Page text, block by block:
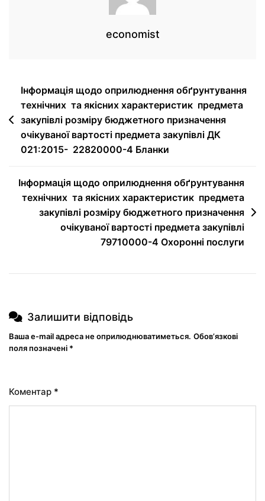
economist
Інформація щодо оприлюднення обґрунтування
технічних та якісних характеристик предмета
закупівлі розміру бюджетного призначення
очікуваної вартості предмета закупівлі ДК
021:2015- 22820000-4 Бланки
Інформація щодо оприлюднення обґрунтування
технічних та якісних характеристик предмета
закупівлі розміру бюджетного призначення
очікуваної вартості предмета закупівлі
79710000-4 Охоронні послуги
Залишити відповідь
Ваша e-mail адреса не оприлюднюватиметься. Обов’язкові
поля позначені *
Коментар *